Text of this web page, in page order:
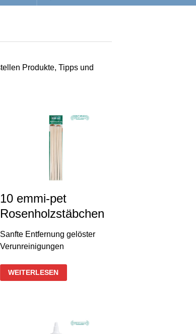
Produkte, Tipps und
10 emmi-pet
Rosenholzstäbchen
Sanfte Entfernung gelöster
Verunreinigungen
10
EMMI-
PET
WEITERLESEN